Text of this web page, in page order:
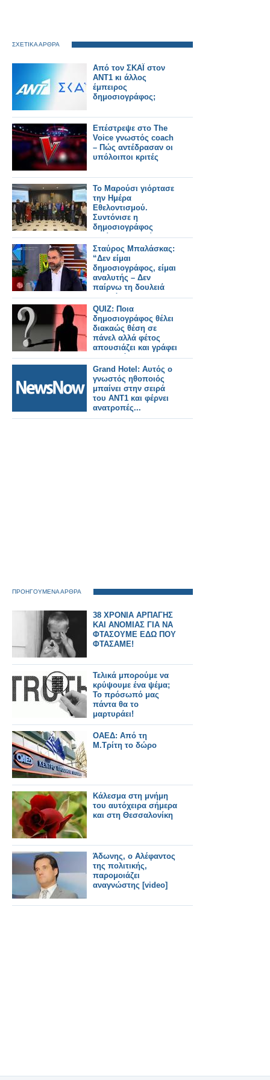
ΣΧΕΤΙΚΑ ΑΡΘΡΑ
Από τον ΣΚΑΪ στον
ΑΝΤ1 κι άλλος
έμπειρος
δημοσιογράφος;
Επέστρεψε στο The
Voice γνωστός coach
– Πώς αντέδρασαν οι
υπόλοιποι κριτές
Το Μαρούσι γιόρτασε
την Ημέρα
Εθελοντισμού.
Συντόνισε η
δημοσιογράφος
Πελίνα Θεοδοσίου
(βίντεο)
Σταύρος Μπαλάσκας:
“Δεν είμαι
δημοσιογράφος, είμαι
αναλυτής – Δεν
παίρνω τη δουλειά
κανενός”
QUIZ: Ποια
δημοσιογράφος θέλει
διακαώς θέση σε
πάνελ αλλά φέτος
απουσιάζει και γράφει
αμφιλεγόμενα;
Grand Hotel: Αυτός ο
γνωστός ηθοποιός
μπαίνει στην σειρά
του ΑΝΤ1 και φέρνει
ανατροπές...
ΠΡΟΗΓΟΥΜΕΝΑ ΑΡΘΡΑ
38 ΧΡΟΝΙΑ ΑΡΠΑΓΗΣ
ΚΑΙ ΑΝΟΜΙΑΣ ΓΙΑ ΝΑ
ΦΤΑΣΟΥΜΕ ΕΔΩ ΠΟΥ
ΦΤΑΣΑΜΕ!
Τελικά μπορούμε να
κρύψουμε ένα ψέμα;
Το πρόσωπό μας
πάντα θα το
μαρτυράει!
ΟΑΕΔ: Από τη
Μ.Τρίτη το δώρο
Κάλεσμα στη μνήμη
του αυτόχειρα σήμερα
και στη Θεσσαλονίκη
Άδωνης, ο Αλέφαντος
της πολιτικής,
παρομοιάζει
αναγνώστης [video]